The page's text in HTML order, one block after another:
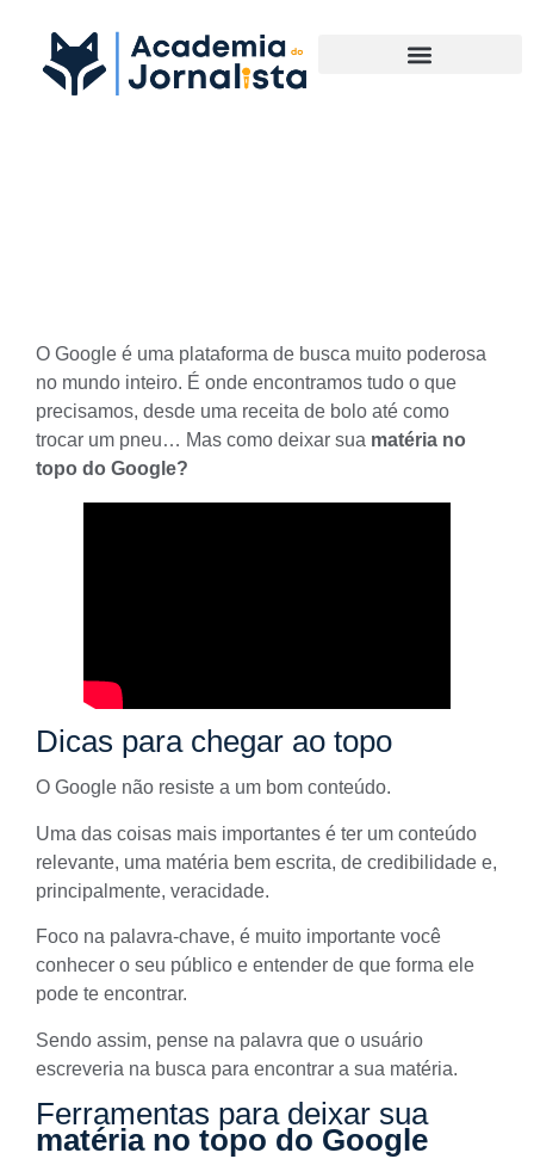
O Google é uma plataforma de busca muito poderosa
no mundo inteiro. É onde encontramos tudo o que
precisamos, desde uma receita de bolo até como
trocar um pneu… Mas como deixar sua matéria no
topo do Google?
Dicas para chegar ao topo
O Google não resiste a um bom conteúdo.
Uma das coisas mais importantes é ter um conteúdo
relevante, uma matéria bem escrita, de credibilidade e,
principalmente, veracidade.
Foco na palavra-chave, é muito importante você
conhecer o seu público e entender de que forma ele
pode te encontrar.
Sendo assim, pense na palavra que o usuário
escreveria na busca para encontrar a sua matéria.
Ferramentas para deixar sua
matéria no topo do Google